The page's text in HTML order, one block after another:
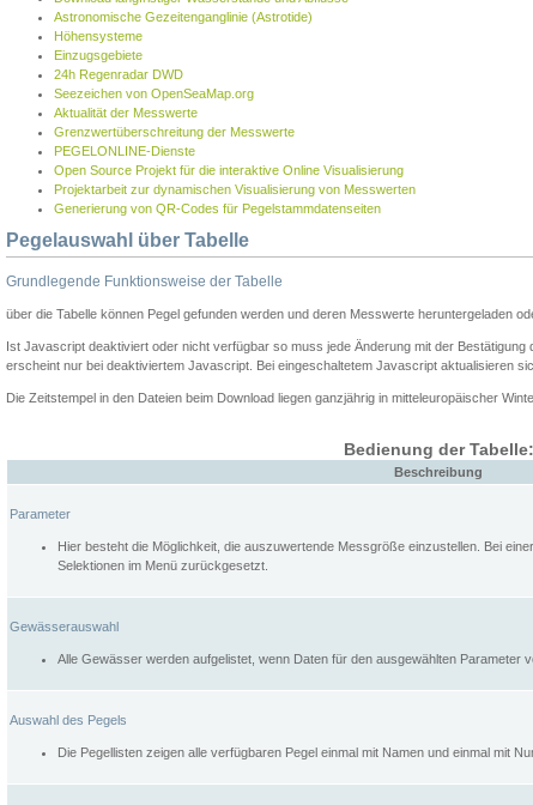
Astronomische Gezeitenganglinie (Astrotide)
Höhensysteme
Einzugsgebiete
24h Regenradar DWD
Seezeichen von OpenSeaMap.org
Aktualität der Messwerte
Grenzwertüberschreitung der Messwerte
PEGELONLINE-Dienste
Open Source Projekt für die interaktive Online Visualisierung
Projektarbeit zur dynamischen Visualisierung von Messwerten
Generierung von QR-Codes für Pegelstammdatenseiten
Pegelauswahl über Tabelle
Grundlegende Funktionsweise der Tabelle
über die Tabelle können Pegel gefunden werden und deren Messwerte heruntergeladen
Ist Javascript deaktiviert oder nicht verfügbar so muss jede Änderung mit der
erscheint nur bei deaktiviertem Javascript. Bei eingeschaltetem Javascript aktualisieren
Die Zeitstempel in den Dateien beim Download liegen ganzjährig in mitteleuropäischer
Bedienung der Tabelle:
Beschreibung
Parameter
Hier besteht die Möglichkeit, die auszuwertende Messgröße einzustellen. Bei
Selektionen im Menü zurückgesetzt.
Gewässerauswahl
Alle Gewässer werden aufgelistet, wenn Daten für den ausgewählten Parameter
Auswahl des Pegels
Die Pegellisten zeigen alle verfügbaren Pegel einmal mit Namen und einmal mit